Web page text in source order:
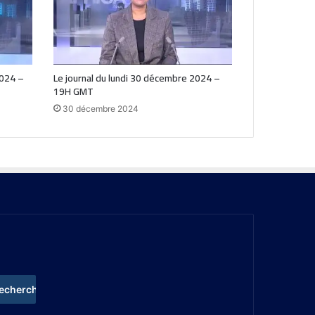
– Le journal du lundi 30 décembre 2024 –
19H GMT
30 décembre 2024